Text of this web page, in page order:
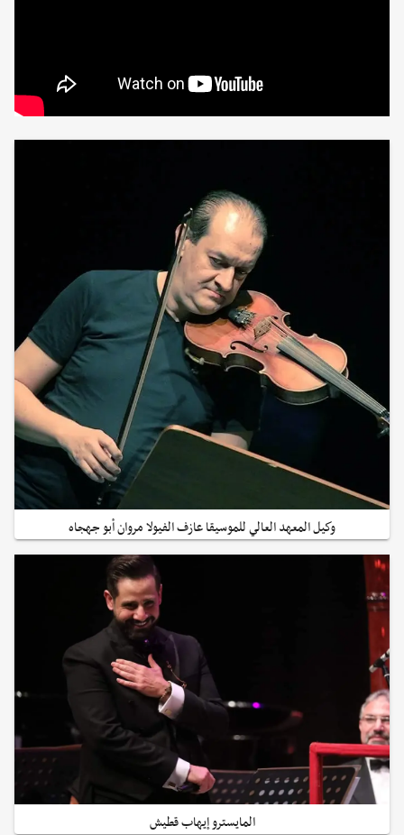
وكيل المعهد العالي للموسيقا عازف الفيولا مروان أبو جهجاه
المايسترو إيهاب قطيش